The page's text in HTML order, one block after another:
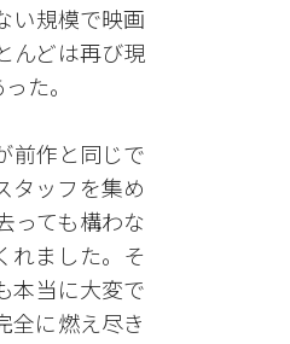
い規模で映画
んどは再び現
た。
前作と同じで
タッフを集め
っても構わな
れました。そ
本当に大変で
全に燃え尽き